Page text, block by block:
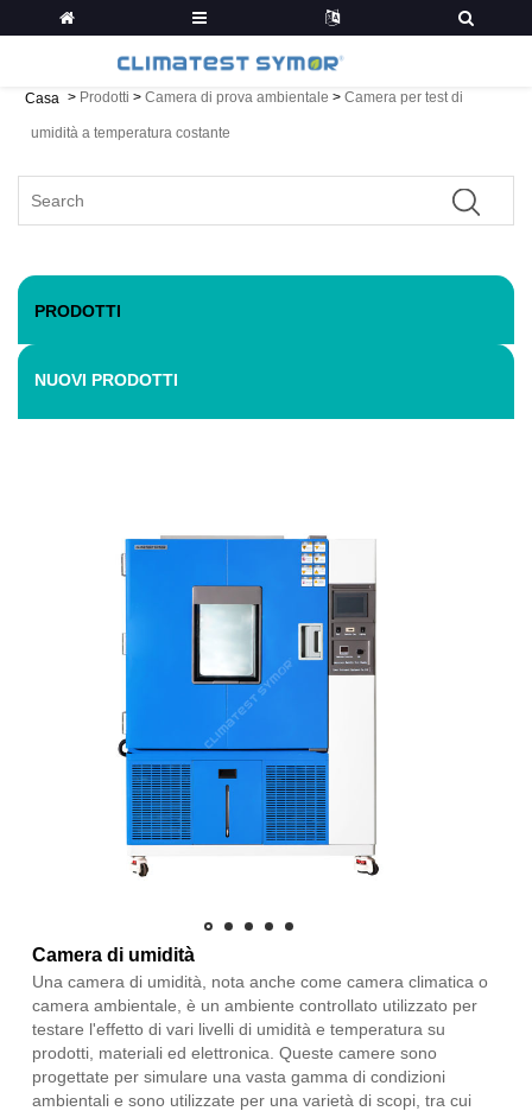
Casa > Prodotti > Camera di prova ambientale > Camera per test di
umidità a temperatura costante
PRODOTTI
NUOVI PRODOTTI
Camera di umidità
Una camera di umidità, nota anche come camera climatica o
camera ambientale, è un ambiente controllato utilizzato per
testare l'effetto di vari livelli di umidità e temperatura su
prodotti, materiali ed elettronica. Queste camere sono
progettate per simulare una vasta gamma di condizioni
ambientali e sono utilizzate per una varietà di scopi, tra cui